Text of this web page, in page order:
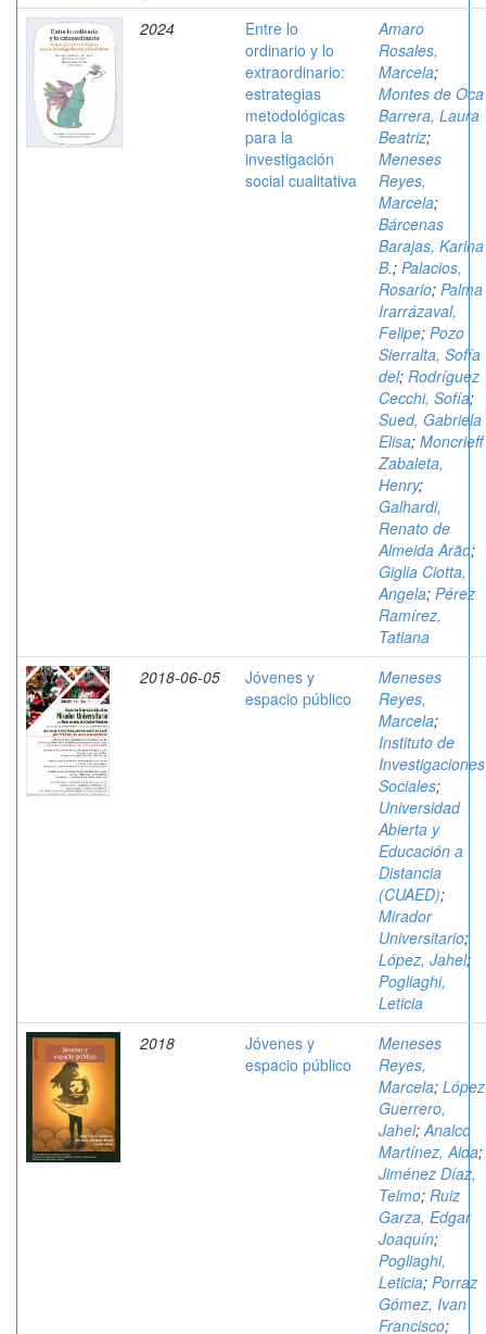
2024
Entre lo
ordinario y lo
extraordinario:
estrategias
metodológicas
para la
investigación
social cualitativa
Amaro
Rosales,
Marcela;
Montes de Oca
Barrera, Laura
Beatriz;
Meneses
Reyes,
Marcela;
Bárcenas
Barajas, Karina
B.; Palacios,
Rosario; Palma
Irarrázaval,
Felipe; Pozo
Sierralta, Sofía
del; Rodríguez
Cecchi, Sofía;
Sued, Gabriela
Elisa; Moncrieff
Zabaleta,
Henry;
Galhardi,
Renato de
Almeida Arão;
Giglia Ciotta,
Angela; Pérez
Ramírez,
Tatiana
2018-06-05
Jóvenes y
espacio público
Meneses
Reyes,
Marcela;
Instituto de
Investigaciones
Sociales;
Universidad
Abierta y
Educación a
Distancia
(CUAED);
Mirador
Universitario;
López, Jahel;
Pogliaghi,
Leticia
2018
Jóvenes y
espacio público
Meneses
Reyes,
Marcela; López
Guerrero,
Jahel;Analco
Martínez, Aida;
Jiménez Díaz,
Telmo; Ruiz
Garza, Edgar
Joaquín;
Pogliaghi,
Leticia; Porraz
Gómez, Ivan
Francisco;